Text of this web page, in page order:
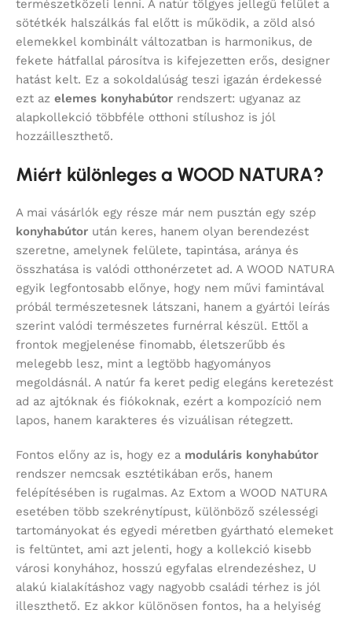
természetközeli lenni. A natúr tölgyes jellegű felület a
sötétkék halszálkás fal előtt is működik, a zöld alsó
elemekkel kombinált változatban is harmonikus, de
fekete hátfallal párosítva is kifejezetten erős, designer
hatást kelt. Ez a sokoldalúság teszi igazán érdekessé
ezt az elemes konyhabútor rendszert: ugyanaz az
alapkollekció többféle otthoni stílushoz is jól
hozzáilleszthető.
Miért különleges a WOOD NATURA?
A mai vásárlók egy része már nem pusztán egy szép
konyhabútor után keres, hanem olyan berendezést
szeretne, amelynek felülete, tapintása, aránya és
összhatása is valódi otthonérzetet ad. A WOOD NATURA
egyik legfontosabb előnye, hogy nem művi famintával
próbál természetesnek látszani, hanem a gyártói leírás
szerint valódi természetes furnérral készül. Ettől a
frontok megjelenése finomabb, életszerűbb és
melegebb lesz, mint a legtöbb hagyományos
megoldásnál. A natúr fa keret pedig elegáns keretezést
ad az ajtóknak és fiókoknak, ezért a kompozíció nem
lapos, hanem karakteres és vizuálisan rétegzett.
Fontos előny az is, hogy ez a moduláris konyhabútor
rendszer nemcsak esztétikában erős, hanem
felépítésében is rugalmas. Az Extom a WOOD NATURA
esetében több szekrénytípust, különböző szélességi
tartományokat és egyedi méretben gyártható elemeket
is feltüntet, ami azt jelenti, hogy a kollekció kisebb
városi konyhához, hosszú egyfalas elrendezéshez, U
alakú kialakításhoz vagy nagyobb családi térhez is jól
illeszthető. Ez akkor különösen fontos, ha a helyiség